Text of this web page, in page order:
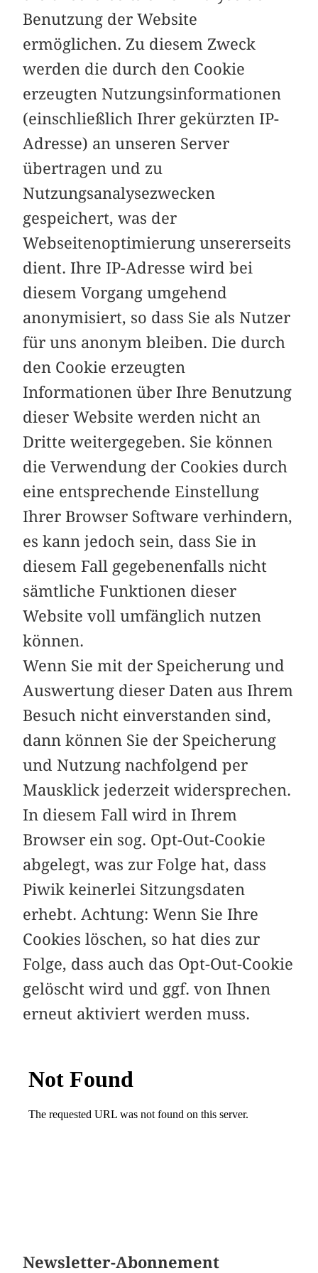
Benutzung der Website
ermöglichen. Zu diesem Zweck
werden die durch den Cookie
erzeugten Nutzungsinformationen
(einschließlich Ihrer gekürzten IP-
Adresse) an unseren Server
übertragen und zu
Nutzungsanalysezwecken
gespeichert, was der
Webseitenoptimierung unsererseits
dient. Ihre IP-Adresse wird bei
diesem Vorgang umgehend
anonymisiert, so dass Sie als Nutzer
für uns anonym bleiben. Die durch
den Cookie erzeugten
Informationen über Ihre Benutzung
dieser Website werden nicht an
Dritte weitergegeben. Sie können
die Verwendung der Cookies durch
eine entsprechende Einstellung
Ihrer Browser Software verhindern,
es kann jedoch sein, dass Sie in
diesem Fall gegebenenfalls nicht
sämtliche Funktionen dieser
Website voll umfänglich nutzen
können.
Wenn Sie mit der Speicherung und
Auswertung dieser Daten aus Ihrem
Besuch nicht einverstanden sind,
dann können Sie der Speicherung
und Nutzung nachfolgend per
Mausklick jederzeit widersprechen.
In diesem Fall wird in Ihrem
Browser ein sog. Opt-Out-Cookie
abgelegt, was zur Folge hat, dass
Piwik keinerlei Sitzungsdaten
erhebt. Achtung: Wenn Sie Ihre
Cookies löschen, so hat dies zur
Folge, dass auch das Opt-Out-Cookie
gelöscht wird und ggf. von Ihnen
erneut aktiviert werden muss.
Newsletter-Abonnement